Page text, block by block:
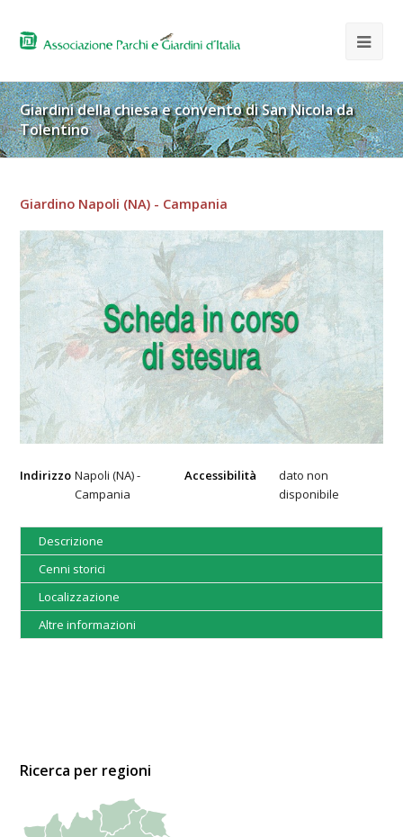
Giardini della chiesa e convento di San Nicola da
Tolentino
Giardino Napoli (NA) - Campania
Indirizzo Napoli (NA) -
Campania
Accessibilità
dato non
disponibile
Descrizione
Cenni storici
Localizzazione
Altre informazioni
Ricerca per regioni